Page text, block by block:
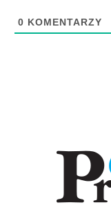
0 KOMENTARZY